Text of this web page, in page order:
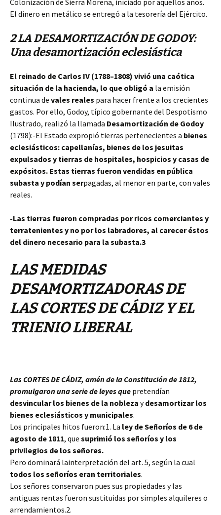
Colonización de Sierra Morena, iniciado por aquellos años.
El dinero en metálico se entregó a la tesorería del Ejército.
2 LA DESAMORTIZACIÓN DE GODOY:
Una desamortización eclesiástica
El reinado de Carlos IV (1788–1808) vivió una caótica
situación de la hacienda, lo que obligó a la emisión
continua de vales reales para hacer frente a los crecientes
gastos. Por ello, Godoy, típico gobernante del Despotismo
Ilustrado, realizó la llamada Desamortización de Godoy
(1798):-El Estado expropió tierras pertenecientes a bienes
eclesiásticos: capellanías, bienes de los jesuitas
expulsados y tierras de hospitales, hospicios y casas de
expósitos. Estas tierras fueron vendidas en pública
subasta y podían serpagadas, al menor en parte, con vales
reales.
-Las tierras fueron compradas por ricos comerciantes y
terratenientes y no por los labradores, al carecer éstos
del dinero necesario para la subasta.3
LAS MEDIDAS
DESAMORTIZADORAS DE
LAS CORTES DE CÁDIZ Y EL
TRIENIO LIBERAL
Las CORTES DE CÁDIZ, amén de la Constitución de 1812,
promulgaron una serie de leyes que pretendían
desvincular los bienes de la nobleza ydesamortizar los
bienes eclesiásticos y municipales.
Los principales hitos fueron:1. La ley de Señoríos de 6 de
agosto de 1811, que suprimió los señoríos y los
privilegios de los señores.
Pero dominará lainterpretación del art. 5, según la cual
todos los señoríos eran territoriales.
Los señores conservaron pues sus propiedades y las
antiguas rentas fueron sustituidas por simples alquileres o
arrendamientos.2.